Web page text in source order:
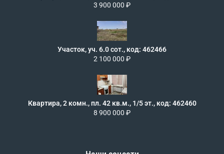
3 900 000 ₽
Участок, уч. 6.0 сот., код: 462466
2 100 000 ₽
Квартира, 2 комн., пл. 42 кв.м., 1/5 эт., код: 462460
8 900 000 ₽